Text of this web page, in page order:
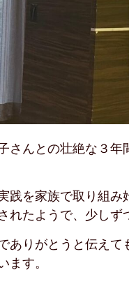
さんとの壮絶な３
践を家族で取り組
れたようで、少しず
ありがとうと伝え
ます。